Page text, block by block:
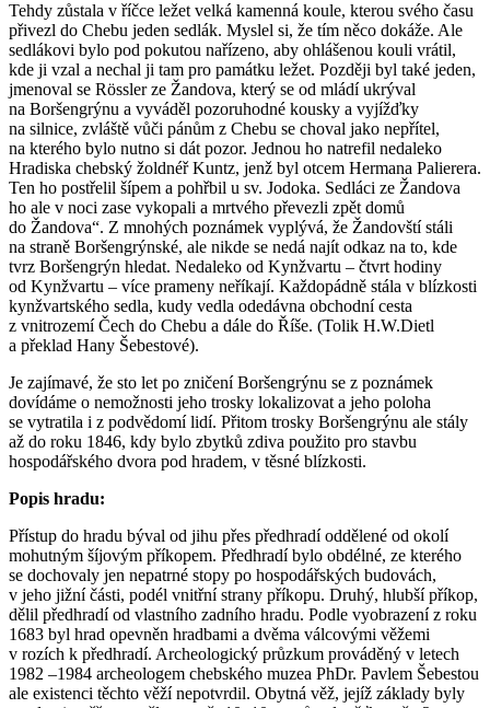
Tehdy zůstala v říčce ležet velká kamenná koule, kterou svého času
přivezl do Chebu jeden sedlák. Myslel si, že tím něco dokáže. Ale
sedlákovi bylo pod pokutou nařízeno, aby ohlášenou kouli vrátil,
kde ji vzal a nechal ji tam pro památku ležet. Později byl také jeden,
jmenoval se Rössler ze Žandova, který se od mládí ukrýval
na Boršengrýnu a vyváděl pozoruhodné kousky a vyjížďky
na silnice, zvláště vůči pánům z Chebu se choval jako nepřítel,
na kterého bylo nutno si dát pozor. Jednou ho natrefil nedaleko
Hradiska chebský žoldnéř Kuntz, jenž byl otcem Hermana Palierera.
Ten ho postřelil šípem a pohřbil u sv. Jodoka. Sedláci ze Žandova
ho ale v noci zase vykopali a mrtvého převezli zpět domů
do Žandova“. Z mnohých poznámek vyplývá, že Žandovští stáli
na straně Boršengrýnské, ale nikde se nedá najít odkaz na to, kde
tvrz Boršengrýn hledat. Nedaleko od Kynžvartu – čtvrt hodiny
od Kynžvartu – více prameny neříkají. Každopádně stála v blízkosti
kynžvartského sedla, kudy vedla odedávna obchodní cesta
z vnitrozemí Čech do Chebu a dále do Říše. (Tolik H.W.Dietl
a překlad Hany Šebestové).
Je zajímavé, že sto let po zničení Boršengrýnu se z poznámek
dovídáme o nemožnosti jeho trosky lokalizovat a jeho poloha
se vytratila i z podvědomí lidí. Přitom trosky Boršengrýnu ale stály
až do roku 1846, kdy bylo zbytků zdiva použito pro stavbu
hospodářského dvora pod hradem, v těsné blízkosti.
Popis hradu:
Přístup do hradu býval od jihu přes předhradí oddělené od okolí
mohutným šíjovým příkopem. Předhradí bylo obdélné, ze kterého
se dochovaly jen nepatrné stopy po hospodářských budovách,
v jeho jižní části, podél vnitřní strany příkopu. Druhý, hlubší příkop,
dělil předhradí od vlastního zadního hradu. Podle vyobrazení z roku
1683 byl hrad opevněn hradbami a dvěma válcovými věžemi
v rozích k předhradí. Archeologický průzkum prováděný v letech
1982 –1984 archeologem chebského muzea PhDr. Pavlem Šebestou
ale existenci těchto věží nepotvrdil. Obytná věž, jejíž základy byly